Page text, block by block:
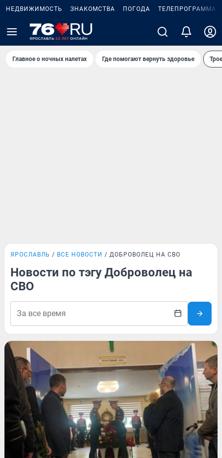
НЕДВИЖИМОСТЬ ЗНАКОМСТВА ПОГОДА ТЕЛЕПРОГРАММА
Главное о ночных налетах Где помогают вернуть здоровье
ЯРОСЛАВЛЬ ВСЕ НОВОСТИ ДОБРОВОЛЕЦ НА СВО
Новости по тэгу Доброволец на
СВО